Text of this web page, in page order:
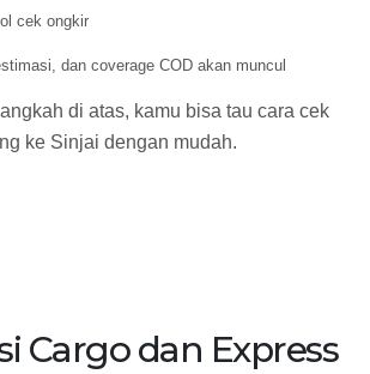
cek ongkir
dan coverage COD akan muncul
di atas, kamu bisa tau cara cek
ke Sinjai dengan mudah.
Cargo dan Express